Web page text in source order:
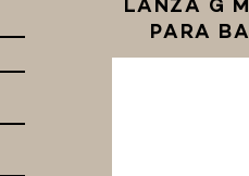
LANZA G
PARA